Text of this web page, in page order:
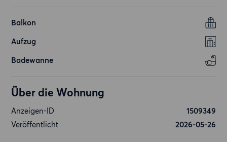
Balkon
Aufzug
Badewanne
Über die Wohnung
Anzeigen-ID
1509349
Veröffentlicht
2026-05-26